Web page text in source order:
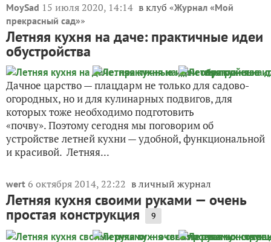
MoySad 15 июля 2020, 14:14 в клуб «Журнал «Мой
прекрасный сад»»
Летняя кухня на даче: практичные идеи
обустройства
Дачное царство — плацдарм не только для садово-
огородных, но и для кулинарных подвигов, для
которых тоже необходимо подготовить
«почву». Поэтому сегодня мы поговорим об
устройстве летней кухни — удобной, функциональной
и красивой. Летняя...
wert 6 октября 2014, 22:22 в личный журнал
Летняя кухня своими руками — очень
простая конструкция 9